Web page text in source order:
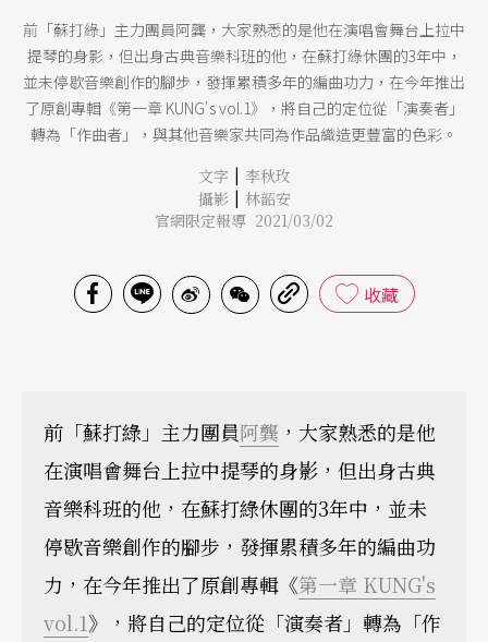
前「蘇打綠」主力團員阿龔，大家熟悉的是他在演唱會舞台上拉中
提琴的身影，但出身古典音樂科班的他，在蘇打綠休團的3年中，
並未停歇音樂創作的腳步，發揮累積多年的編曲功力，在今年推出
了原創專輯《第一章 KUNG's vol.1》，將自己的定位從「演奏者」
轉為「作曲者」，與其他音樂家共同為作品織造更豐富的色彩。
文字 | 李秋玫
攝影 | 林韶安
官網限定報導 2021/03/02
收藏
前「蘇打綠」主力團員阿龔 ，大家熟悉的是他
在演唱會舞台上拉中提琴的身影，但出身古典
音樂科班的他，在蘇打綠休團的3年中，並未
停歇音樂創作的腳步，發揮累積多年的編曲功
力，在今年推出了原創專輯《第一章 KUNG's
vol.1》，將自己的定位從「演奏者」轉為「作